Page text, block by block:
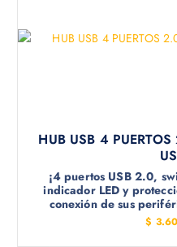
HUB USB 4
¡4 puertos USB 2.0,
indicador LED y
conexión de sus
$ 3.60